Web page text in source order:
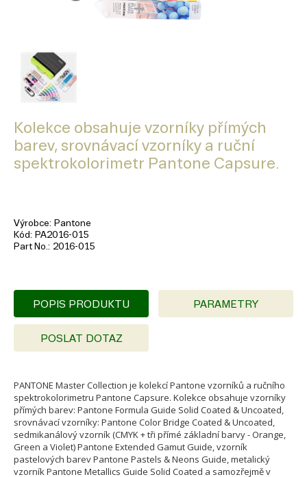
Kolekce obsahuje vzorníky přímých
barev, srovnávací vzorníky a ruční
spektrokolorimetr Pantone Capsure.
Výrobce
Pantone
Kód
PA2016-015
Part No. 2016-015
POPIS PRODUKTU PARAMETRY
POSLAT DOTAZ
PANTONE Master Collection je kolekcí Pantone vzorníků a ručního
spektrokolorimetru Pantone Capsure. Kolekce obsahuje vzorníky
přímých barev: Pantone Formula Guide Solid Coated & Uncoated,
srovnávací vzorníky: Pantone Color Bridge Coated & Uncoated,
sedmikanálový vzorník (CMYK + tři přímé základní barvy - Orange,
Green a Violet) Pantone Extended Gamut Guide, vzorník
pastelových barev Pantone Pastels & Neons Guide, metalický
vzorník Pantone Metallics Guide Solid Coated a samozřejmě v